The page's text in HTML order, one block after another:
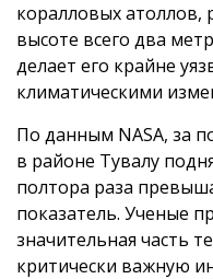
коралловых атоллов,
высоте всего два
делает его крайне
климатическими
По данным NASA, за
в районе Тувалу
полтора раза
показатель. Ученые
значительная часть
критически важную